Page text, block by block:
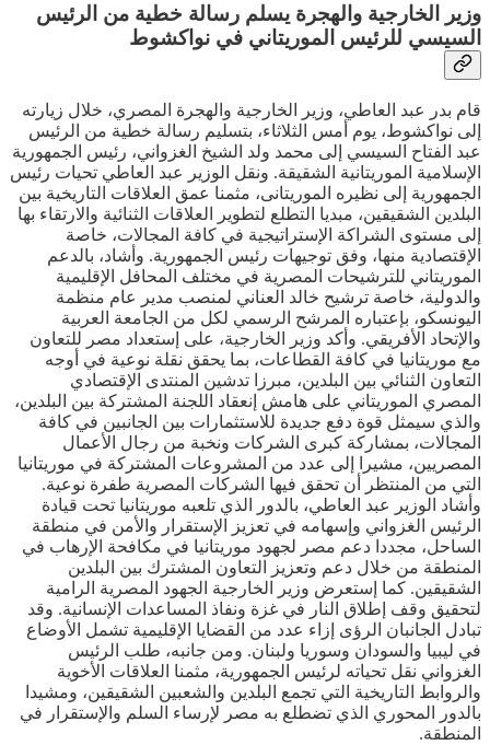
وزير الخارجية والهجرة يسلم رسالة خطية من الرئيس
السيسي للرئيس الموريتاني في نواكشوط
قام بدر عبد العاطي، وزير الخارجية والهجرة المصري، خلال زيارته
إلى نواكشوط، يوم أمس الثلاثاء، بتسليم رسالة خطية من الرئيس
عبد الفتاح السيسي إلى محمد ولد الشيخ الغزواني، رئيس الجمهورية
الإسلامية الموريتانية الشقيقة. ونقل الوزير عبد العاطي تحيات رئيس
الجمهورية إلى نظيره الموريتانى، مثمنا عمق العلاقات التاريخية بين
البلدين الشقيقين، مبديا التطلع لتطوير العلاقات الثنائية والارتقاء بها
إلى مستوى الشراكة الإستراتيجية في كافة المجالات، خاصة
الإقتصادية منها، وفق توجيهات رئيس الجمهورية. وأشاد، بالدعم
الموريتاني للترشيحات المصرية في مختلف المحافل الإقليمية
والدولية، خاصة ترشيح خالد العناني لمنصب مدير عام منظمة
اليونسكو، بإعتباره المرشح الرسمي لكل من الجامعة العربية
والإتحاد الأفريقي. وأكد وزير الخارجية، على إستعداد مصر للتعاون
مع موريتانيا في كافة القطاعات، بما يحقق نقلة نوعية في أوجه
التعاون الثنائي بين البلدين، مبرزا تدشين المنتدى الإقتصادي
المصري الموريتاني على هامش إنعقاد اللجنة المشتركة بين البلدين،
والذي سيمثل قوة دفع جديدة للاستثمارات بين الجانبين في كافة
المجالات، بمشاركة كبرى الشركات ونخبة من رجال الأعمال
المصريين، مشيرا إلى عدد من المشروعات المشتركة في موريتانيا
التي من المنتظر أن تحقق فيها الشركات المصرية طفرة نوعية.
وأشاد الوزير عبد العاطي، بالدور الذي تلعبه موريتانيا تحت قيادة
الرئيس الغزواني وإسهامه في تعزيز الإستقرار والأمن في منطقة
الساحل، مجددا دعم مصر لجهود موريتانيا في مكافحة الإرهاب في
المنطقة من خلال دعم وتعزيز التعاون المشترك بين البلدين
الشقيقين. كما إستعرض وزير الخارجية الجهود المصرية الرامية
لتحقيق وقف إطلاق النار في غزة ونفاذ المساعدات الإنسانية. وقد
تبادل الجانبان الرؤى إزاء عدد من القضايا الإقليمية تشمل الأوضاع
في ليبيا والسودان وسوريا ولبنان. ومن جانبه، طلب الرئيس
الغزواني نقل تحياته لرئيس الجمهورية، مثمنا العلاقات الأخوية
والروابط التاريخية التي تجمع البلدين والشعبين الشقيقين، ومشيدا
بالدور المحوري الذي تضطلع به مصر لإرساء السلم والإستقرار في
المنطقة.